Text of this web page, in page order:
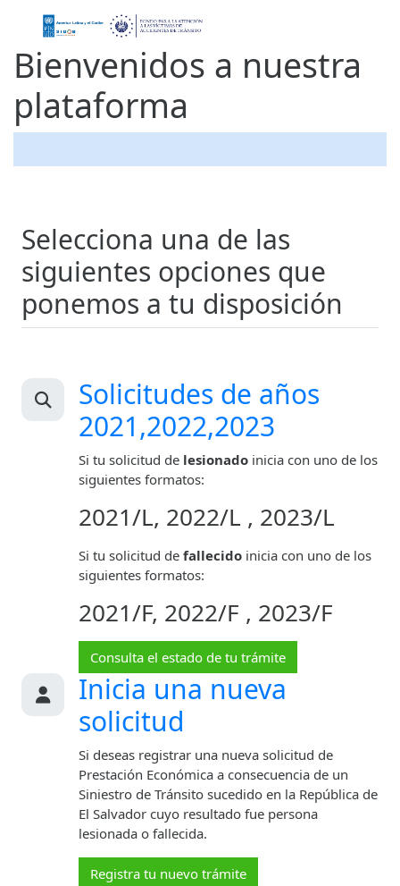
Bienvenidos a nuestra
plataforma
Selecciona una de las
siguientes opciones que
ponemos a tu disposición
Solicitudes de años
2021,2022,2023
Si tu solicitud de lesionado inicia con uno de los
siguientes formatos:
2021/L, 2022/L , 2023/L
Si tu solicitud de fallecido inicia con uno de los
siguientes formatos:
2021/F, 2022/F , 2023/F
Consulta el estado de tu trámite
Inicia una nueva
solicitud
Si deseas registrar una nueva solicitud de
Prestación Económica a consecuencia de un
Siniestro de Tránsito sucedido en la República de
El Salvador cuyo resultado fue persona
lesionada o fallecida.
Registra tu nuevo trámite